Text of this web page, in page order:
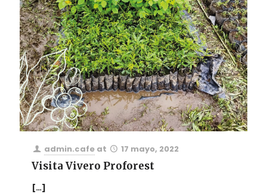
admin.cafe at 17 mayo, 2022
Visita Vivero Proforest
[…]